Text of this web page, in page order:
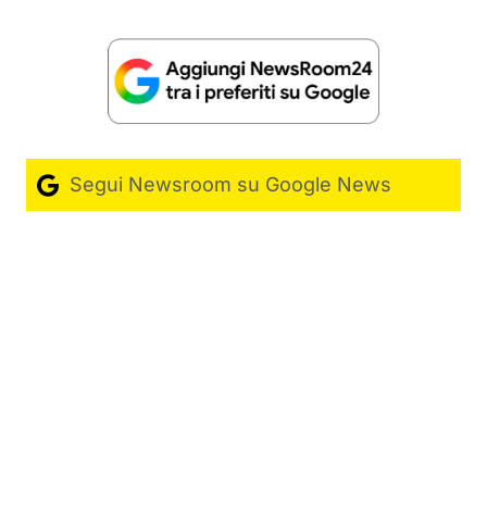
Segui Newsroom su Google News